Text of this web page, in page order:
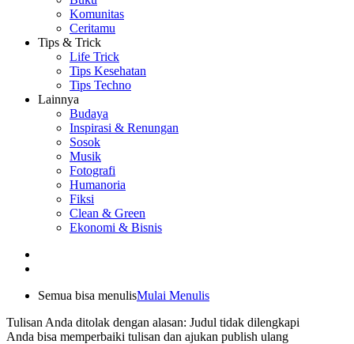
Komunitas
Ceritamu
Tips & Trick
Life Trick
Tips Kesehatan
Tips Techno
Lainnya
Budaya
Inspirasi & Renungan
Sosok
Musik
Fotografi
Humanoria
Fiksi
Clean & Green
Ekonomi & Bisnis
Semua bisa menulisMulai Menulis
Tulisan Anda ditolak dengan alasan: Judul tidak dilengkapi
Anda bisa memperbaiki tulisan dan ajukan publish ulang